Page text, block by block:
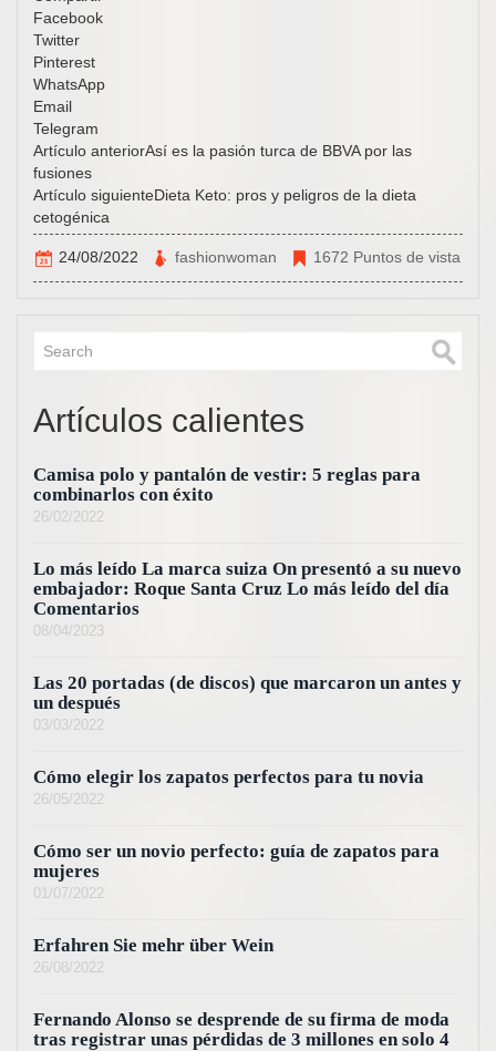
Facebook
Twitter
Pinterest
WhatsApp
Email
Telegram
Artículo anteriorAsí es la pasión turca de BBVA por las
fusiones
Artículo siguienteDieta Keto: pros y peligros de la dieta
cetogénica
24/08/2022 fashionwoman 1672 Puntos de vista
Artículos calientes
Camisa polo y pantalón de vestir: 5 reglas para
combinarlos con éxito
26/02/2022
Lo más leído La marca suiza On presentó a su nuevo
embajador: Roque Santa Cruz Lo más leído del día
Comentarios
08/04/2023
Las 20 portadas (de discos) que marcaron un antes y
un después
03/03/2022
Cómo elegir los zapatos perfectos para tu novia
26/05/2022
Cómo ser un novio perfecto: guía de zapatos para
mujeres
01/07/2022
Erfahren Sie mehr über Wein
26/08/2022
Fernando Alonso se desprende de su firma de moda
tras registrar unas pérdidas de 3 millones en solo 4